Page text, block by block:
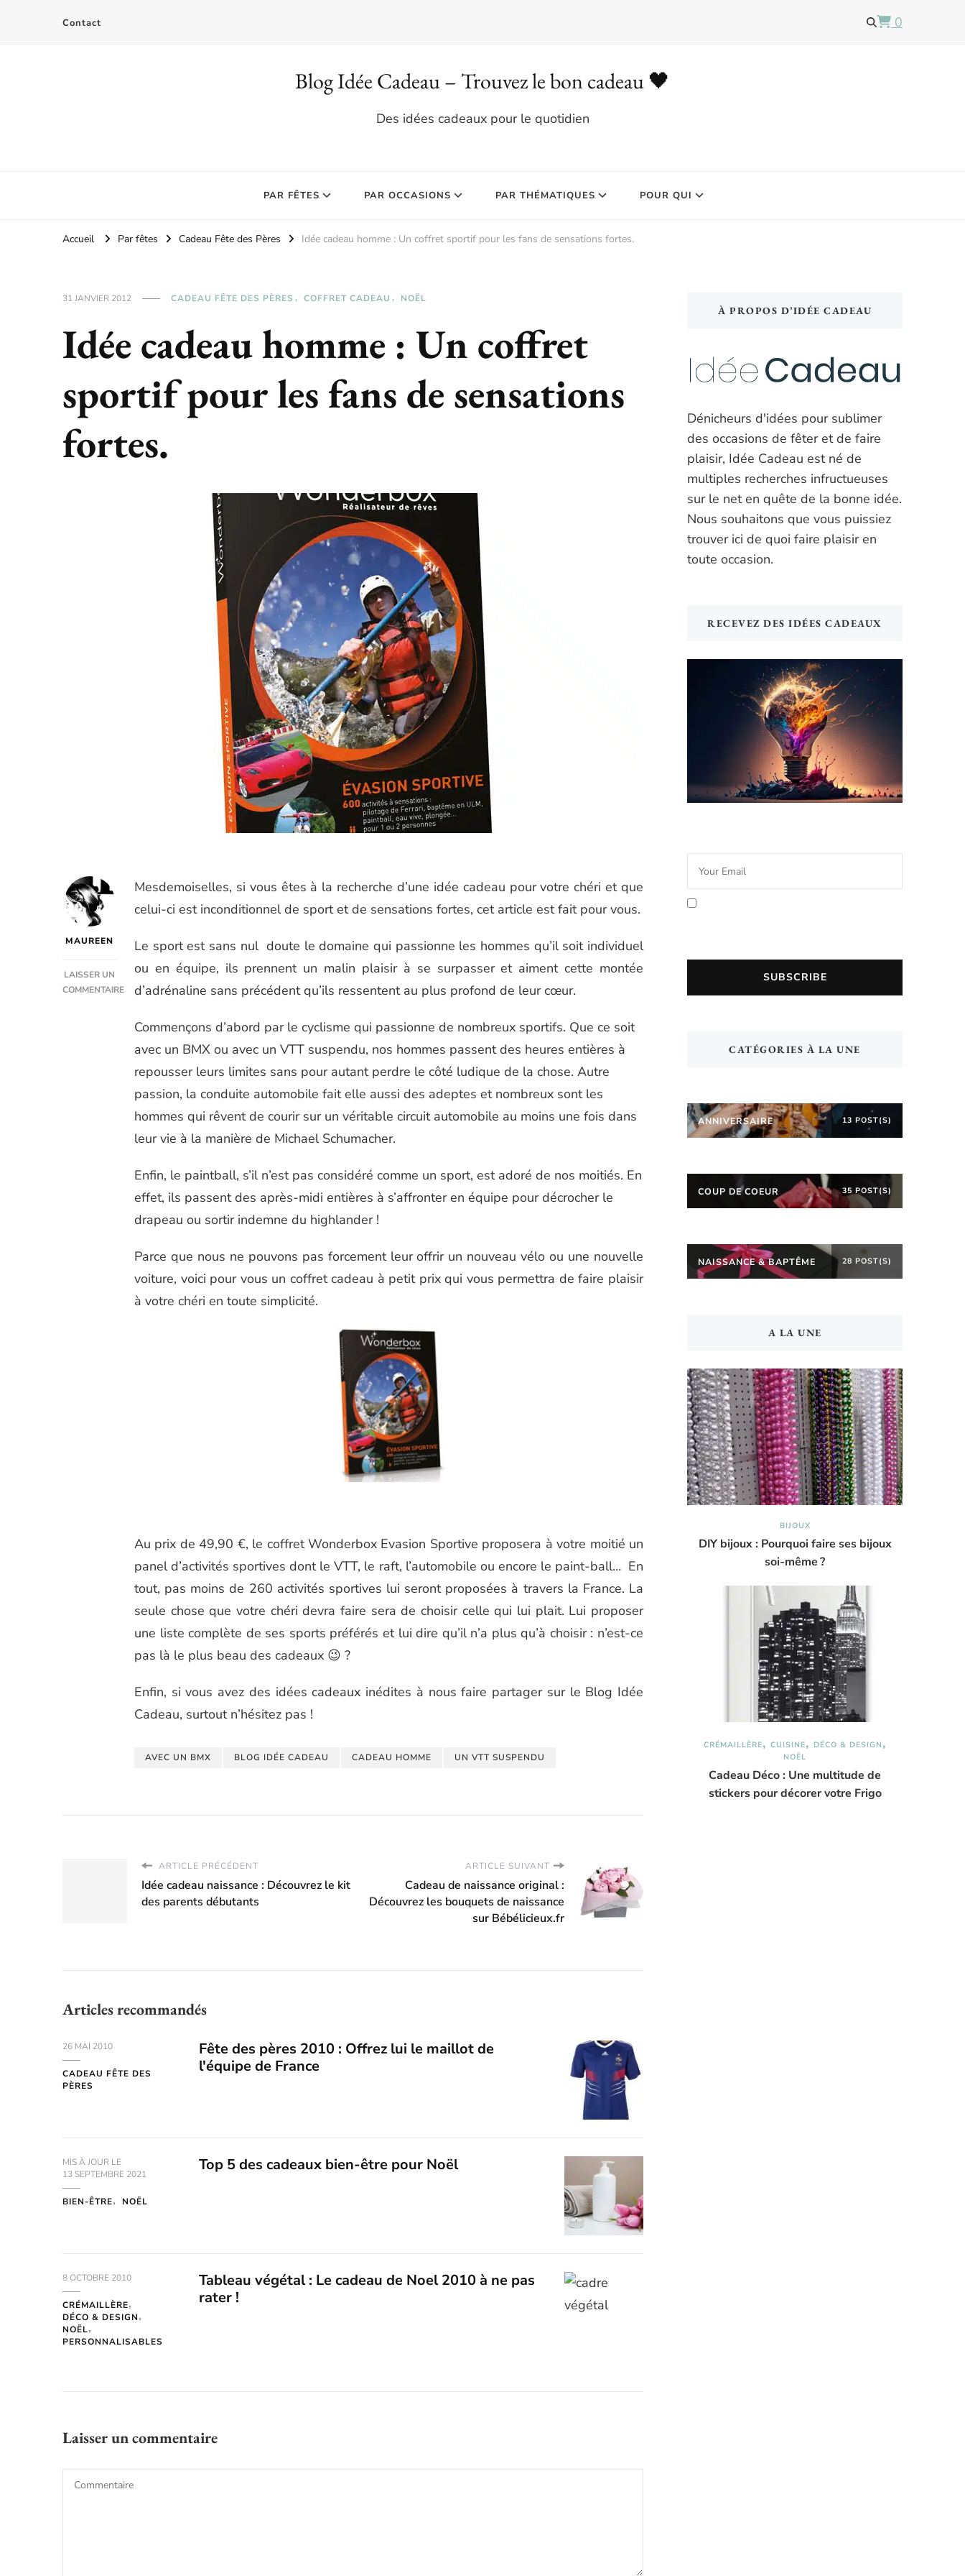
Contact 0
Blog Idée Cadeau – Trouvez le bon cadeau 🖤
Des idées cadeaux pour le quotidien
PAR FÊTES PAR OCCASIONS PAR THÉMATIQUES POUR QUI
Accueil Par fêtes Cadeau Fête des Pères Idée cadeau homme : Un coffret sportif pour les fans de sensations fortes.
31 JANVIER 2012 CADEAU FÊTE DES PÈRES COFFRET CADEAU NOËL
Idée cadeau homme : Un coffret
sportif pour les fans de sensations
fortes.
MAUREEN
LAISSER UN
COMMENTAIRE
Mesdemoiselles, si vous êtes à la recherche d’une idée cadeau pour votre chéri et que
celui-ci est inconditionnel de sport et de sensations fortes, cet article est fait pour vous.
Le sport est sans nul doute le domaine qui passionne les hommes qu’il soit individuel
ou en équipe, ils prennent un malin plaisir à se surpasser et aiment cette montée
d’adrénaline sans précédent qu’ils ressentent au plus profond de leur cœur.
Commençons d’abord par le cyclisme qui passionne de nombreux sportifs. Que ce soit
avec un BMX ou avec un VTT suspendu, nos hommes passent des heures entières à
repousser leurs limites sans pour autant perdre le côté ludique de la chose. Autre
passion, la conduite automobile fait elle aussi des adeptes et nombreux sont les
hommes qui rêvent de courir sur un véritable circuit automobile au moins une fois dans
leur vie à la manière de Michael Schumacher.
Enfin, le paintball, s’il n’est pas considéré comme un sport, est adoré de nos moitiés. En
effet, ils passent des après-midi entières à s’affronter en équipe pour décrocher le
drapeau ou sortir indemne du highlander !
Parce que nous ne pouvons pas forcement leur offrir un nouveau vélo ou une nouvelle
voiture, voici pour vous un coffret cadeau à petit prix qui vous permettra de faire plaisir
à votre chéri en toute simplicité.
Au prix de 49,90 €, le coffret Wonderbox Evasion Sportive proposera à votre moitié un
panel d’activités sportives dont le VTT, le raft, l’automobile ou encore le paint-ball… En
tout, pas moins de 260 activités sportives lui seront proposées à travers la France. La
seule chose que votre chéri devra faire sera de choisir celle qui lui plait. Lui proposer
une liste complète de ses sports préférés et lui dire qu’il n’a plus qu’à choisir : n’est-ce
pas là le plus beau des cadeaux 😉 ?
Enfin, si vous avez des idées cadeaux inédites à nous faire partager sur le Blog Idée
Cadeau, surtout n’hésitez pas !
AVEC UN BMX BLOG IDÉE CADEAU CADEAU HOMME UN VTT SUSPENDU
ARTICLE PRÉCÉDENT
Idée cadeau naissance : Découvrez le kit
des parents débutants
ARTICLE SUIVANT
Cadeau de naissance original :
Découvrez les bouquets de naissance
sur Bébélicieux.fr
Articles recommandés
26 MAI 2010
CADEAU FÊTE DES
PÈRES
Fête des pères 2010 : Offrez lui le maillot de
l'équipe de France
MIS À JOUR LE
13 SEPTEMBRE 2021
BIEN-ÊTRE NOËL
Top 5 des cadeaux bien-être pour Noël
8 OCTOBRE 2010
CRÉMAILLÈRE
DÉCO & DESIGN
NOËL
PERSONNALISABLES
Tableau végétal : Le cadeau de Noel 2010 à ne pas
rater !
Laisser un commentaire
À PROPOS D’IDÉE CADEAU
Dénicheurs d'idées pour sublimer
des occasions de fêter et de faire
plaisir, Idée Cadeau est né de
multiples recherches infructueuses
sur le net en quête de la bonne idée.
Nous souhaitons que vous puissiez
trouver ici de quoi faire plaisir en
toute occasion.
RECEVEZ DES IDÉES CADEAUX
CATÉGORIES À LA UNE
ANNIVERSAIRE 13 POST(S)
COUP DE COEUR 35 POST(S)
NAISSANCE & BAPTÊME 28 POST(S)
A LA UNE
BIJOUX
DIY bijoux : Pourquoi faire ses bijoux
soi-même ?
CRÉMAILLÈRE CUISINE
DÉCO & DESIGN
NOËL
Cadeau Déco : Une multitude de
stickers pour décorer votre Frigo